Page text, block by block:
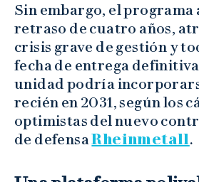
Sin embargo, el
retraso de cuatro años,
crisis grave de gestión y
fecha de entrega
unidad podría
recién en 2031, según los
optimistas del nuevo
de defensaRheinmetall.